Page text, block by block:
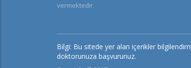
vermektedir.
Bilgi: Bu sitede yer alan içerikler
doktorunuza başvurunuz.